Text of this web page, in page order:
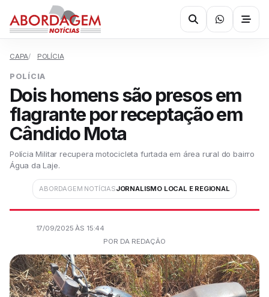
CAPA POLÍCIA
POLÍCIA
Dois homens são presos em
flagrante por receptação em
Cândido Mota
Polícia Militar recupera motocicleta furtada em área rural do bairro
Água da Laje.
ABORDAGEM NOTÍCIASJORNALISMO LOCAL E REGIONAL
17/09/2025 ÀS 15:44
POR DA REDAÇÃO